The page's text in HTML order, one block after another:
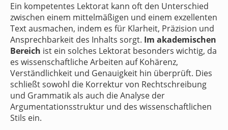
Ein kompetentes Lektorat kann oft den Unterschied
zwischen einem mittelmäßigen und einem exzellenten
Text ausmachen, indem es für Klarheit, Präzision und
Ansprechbarkeit des Inhalts sorgt. Im akademischen
Bereich ist ein solches Lektorat besonders wichtig, da
es wissenschaftliche Arbeiten auf Kohärenz,
Verständlichkeit und Genauigkeit hin überprüft. Dies
schließt sowohl die Korrektur von Rechtschreibung
und Grammatik als auch die Analyse der
Argumentationsstruktur und des wissenschaftlichen
Stils ein.